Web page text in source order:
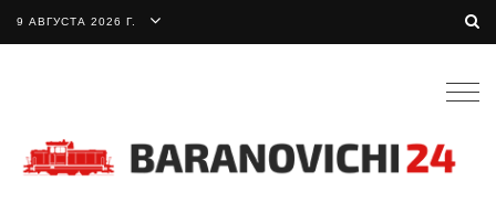
9 АВГУСТА 2026 Г.